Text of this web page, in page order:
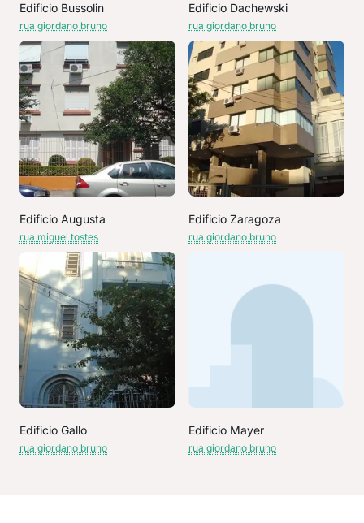
Edificio Bussolin
rua giordano bruno
Edificio Dachewski
rua giordano bruno
Edificio Augusta
rua miguel tostes
Edificio Zaragoza
rua giordano bruno
Edificio Gallo
rua giordano bruno
Edificio Mayer
rua giordano bruno